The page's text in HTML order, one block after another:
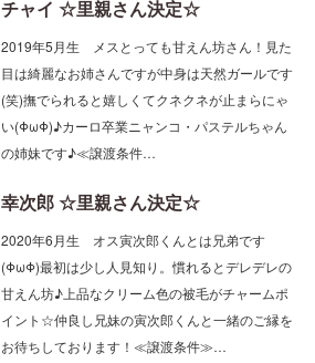
チャイ ☆里親さん決定☆
2019年5月生 メスとっても甘えん坊さん！見た
目は綺麗なお姉さんですが中身は天然ガールです
(笑)撫でられると嬉しくてクネクネが止まらにゃ
い(ΦωΦ)♪カーロ卒業ニャンコ・パステルちゃん
の姉妹です♪≪譲渡条件…
幸次郎 ☆里親さん決定☆
2020年6月生 オス寅次郎くんとは兄弟です
(ΦωΦ)最初は少し人見知り。慣れるとデレデレの
甘えん坊♪上品なクリーム色の被毛がチャームポ
イント☆仲良し兄妹の寅次郎くんと一緒のご縁を
お待ちしております！≪譲渡条件≫…